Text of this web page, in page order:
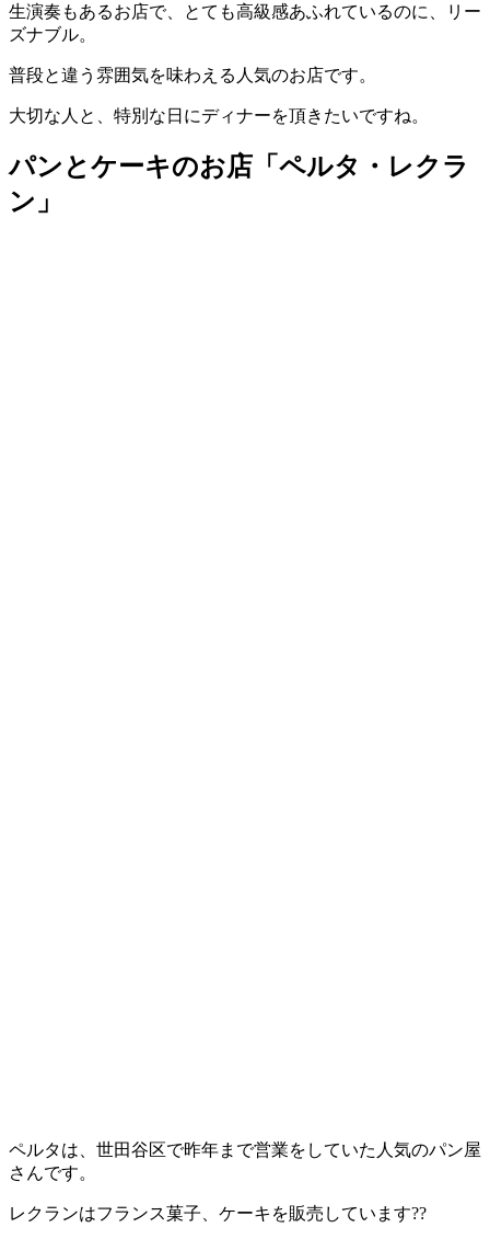
生演奏もあるお店で、とても高級感あふれているのに、リー
ズナブル。
普段と違う雰囲気を味わえる人気のお店です。
大切な人と、特別な日にディナーを頂きたいですね。
パンとケーキのお店「ペルタ・レクラ
ン」
ペルタは、世田谷区で昨年まで営業をしていた人気のパン屋
さんです。
レクランはフランス菓子、ケーキを販売しています??